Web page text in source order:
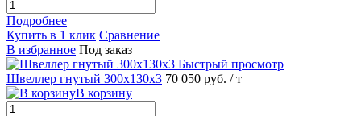
Подробнее
Купить в 1 клик Сравнение
В избранное Под заказ
Быстрый просмотр
Швеллер гнутый 300х130х3 70 050 руб. / т
В корзину